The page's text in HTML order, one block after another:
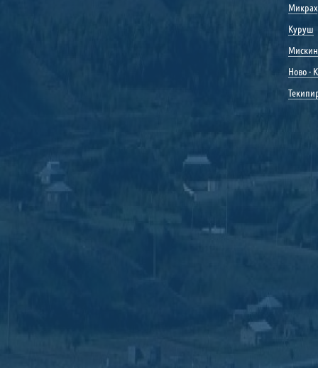
Микрах
Куруш
Ново -